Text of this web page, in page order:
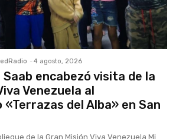
- 4 agosto, 2026
Saab encabezó visita de la
Venezuela al
del Alba» en San
de la Gran Misión Viva Venezuela Mi